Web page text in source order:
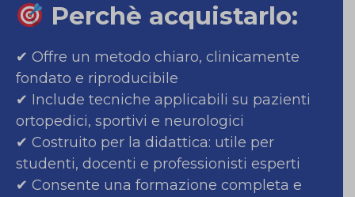
Perchè acquistarlo:
✔ Offre un metodo chiaro, clinicamente
fondato e riproducibile
✔ Include tecniche applicabili su pazienti
ortopedici, sportivi e neurologici
✔ Costruito per la didattica: utile per
studenti, docenti e professionisti esperti
✔ Consente una formazione completa e